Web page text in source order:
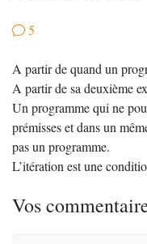
5
A partir de quand un
A partir de sa deuxième
Un programme qui ne
prémisses et dans un
pas un programme.
L’itération est une
Vos